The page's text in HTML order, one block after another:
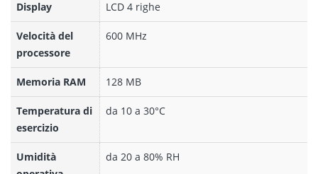
Display LCD 4 righe
Velocità del
processore
600 MHz
Memoria RAM 128 MB
Temperatura di
esercizio
da 10 a 30°C
Umidità
da 20 a 80% RH